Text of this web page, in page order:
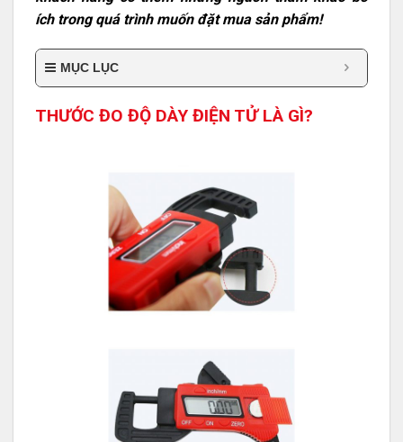
ích trong quá trình muốn đặt mua sản phẩm!
MỤC LỤC
THƯỚC ĐO ĐỘ DÀY ĐIỆN TỬ LÀ GÌ?